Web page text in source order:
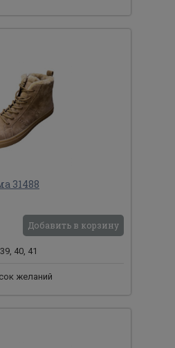
31488
Добавить в корзину
40, 41
желаний